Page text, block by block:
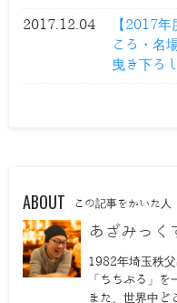
2017.12.04
【2017
ころ・名
曳き下ろ
ABOUT この記事をかいた人
あざみっく
1982年埼玉秩父
「ちちぶる」を
また、世界中ど